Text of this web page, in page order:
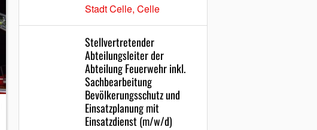
Stadt Celle, Celle
Stellvertretender
Abteilungsleiter der
Abteilung Feuerwehr inkl.
Sachbearbeitung
Bevölkerungsschutz und
Einsatzplanung mit
Einsatzdienst (m/w/d)